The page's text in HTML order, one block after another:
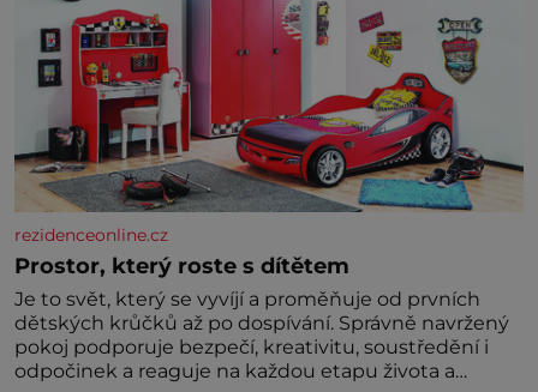
rezidenceonline.cz
Prostor, který roste s dítětem
Je to svět, který se vyvíjí a proměňuje od prvních
dětských krůčků až po dospívání. Správně navržený
pokoj podporuje bezpečí, kreativitu, soustředění i
odpočinek a reaguje na každou etapu života a